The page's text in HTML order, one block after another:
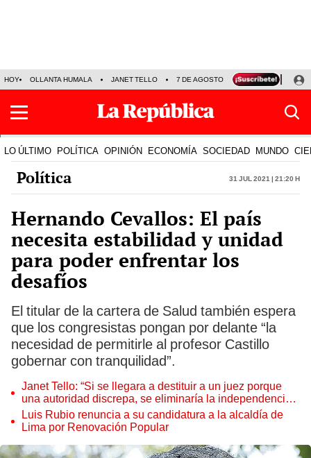
HOY OLLANTA HUMALA JANET TELLO 7 DE AGOSTO TINKA RESULTADOS
LO ÚLTIMO POLÍTICA OPINIÓN ECONOMÍA SOCIEDAD MUNDO
Política 31 Jul 2021 | 21:20 h
Hernando Cevallos: El país
necesita estabilidad y unidad
para poder enfrentar los
desafíos
El titular de la cartera de Salud también espera
que los congresistas pongan por delante “la
necesidad de permitirle al profesor Castillo
gobernar con tranquilidad”.
Janet Tello: “Si se llegara a destituir a un juez porque
una autoridad discrepa, se eliminaría la independencia
judicial”
Luis Rubio renuncia a su candidatura a la alcaldía de
Lima por Renovación Popular